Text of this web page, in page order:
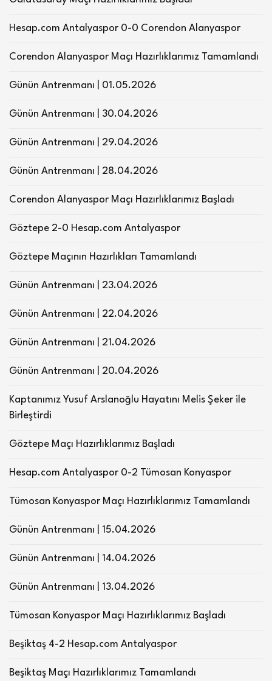
Hesap.com Antalyaspor 0-0 Corendon Alanyaspor
Corendon Alanyaspor Maçı Hazırlıklarımız Tamamlandı
Günün Antrenmanı | 01.05.2026
Günün Antrenmanı | 30.04.2026
Günün Antrenmanı | 29.04.2026
Günün Antrenmanı | 28.04.2026
Corendon Alanyaspor Maçı Hazırlıklarımız Başladı
Göztepe 2-0 Hesap.com Antalyaspor
Göztepe Maçının Hazırlıkları Tamamlandı
Günün Antrenmanı | 23.04.2026
Günün Antrenmanı | 22.04.2026
Günün Antrenmanı | 21.04.2026
Günün Antrenmanı | 20.04.2026
Kaptanımız Yusuf Arslanoğlu Hayatını Melis Şeker ile
Birleştirdi
Göztepe Maçı Hazırlıklarımız Başladı
Hesap.com Antalyaspor 0-2 Tümosan Konyaspor
Tümosan Konyaspor Maçı Hazırlıklarımız Tamamlandı
Günün Antrenmanı | 15.04.2026
Günün Antrenmanı | 14.04.2026
Günün Antrenmanı | 13.04.2026
Tümosan Konyaspor Maçı Hazırlıklarımız Başladı
Beşiktaş 4-2 Hesap.com Antalyaspor
Beşiktaş Maçı Hazırlıklarımız Tamamlandı